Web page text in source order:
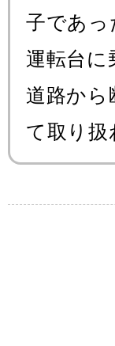
子であっ
運転台に
道路から
て取り扱